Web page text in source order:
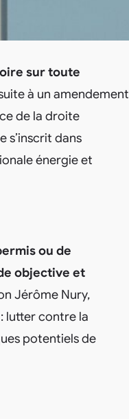
sur toute
à un amendement
de la droite
s’inscrit dans
énergie et
ou de
objective et
Jérôme Nury,
lutter contre la
potentiels de